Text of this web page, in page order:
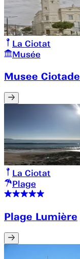
La Ciotat
Musée
Musee
La Ciotat
Plage
Plage Lumière